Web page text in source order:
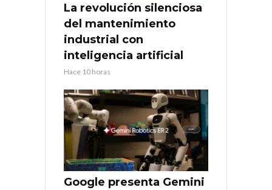
La revolución silenciosa
del mantenimiento
industrial con
inteligencia artificial
Hace 10 horas
Google presenta Gemini